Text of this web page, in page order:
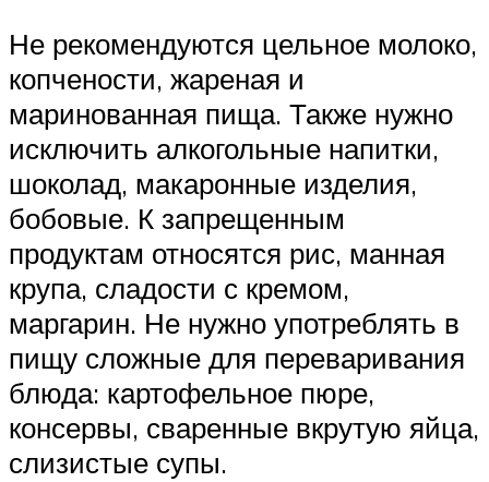
Не рекомендуются цельное молоко,
копчености, жареная и
маринованная пища. Также нужно
исключить алкогольные напитки,
шоколад, макаронные изделия,
бобовые. К запрещенным
продуктам относятся рис, манная
крупа, сладости с кремом,
маргарин. Не нужно употреблять в
пищу сложные для переваривания
блюда: картофельное пюре,
консервы, сваренные вкрутую яйца,
слизистые супы.